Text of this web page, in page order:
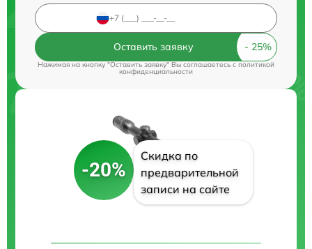
Оставить заявку
Нажимая на кнопку "Оставить заявку" Вы соглашаетесь cполитикой
конфиденциальности
-20%
Скидка по
предварительной
записи на сайте